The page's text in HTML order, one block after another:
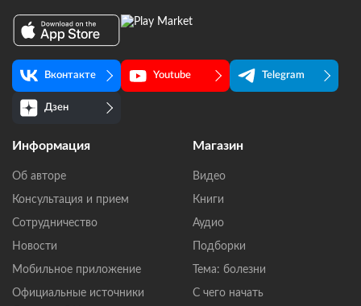
Вконтакте Youtube Telegram
Дзен
Информация
Об авторе
Консультация и прием
Сотрудничество
Новости
Мобильное приложение
Официальные источники
Магазин
Видео
Книги
Аудио
Подборки
Тема: болезни
С чего начать